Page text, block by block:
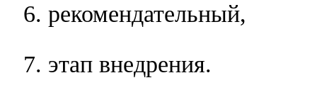
рекомендательный,
этап внедрения.